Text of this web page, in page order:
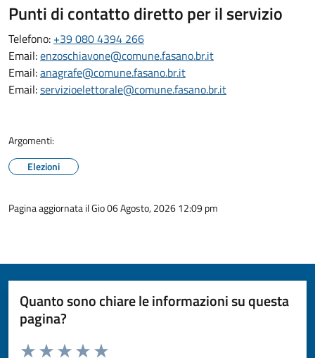
Punti di contatto diretto per il servizio
Telefono: +39 080 4394 266
Email:enzoschiavone@comune.fasano.br.it
Email:anagrafe@comune.fasano.br.it
Email:servizioelettorale@comune.fasano.br.it
Argomenti:
Elezioni
Pagina aggiornata il Gio 06 Agosto, 2026 12:09 pm
Quanto sono chiare le informazioni su questa
pagina?
Valuta da 1 a 5 stelle la pagina